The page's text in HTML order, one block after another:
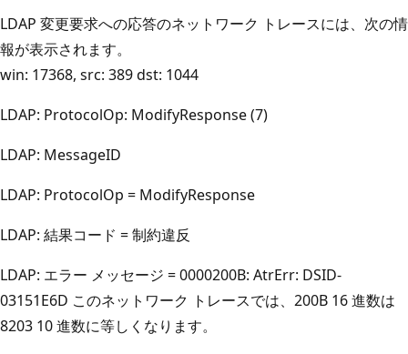
LDAP 変更要求への応答のネットワーク トレースには、次の情
報が表示されます。
win: 17368, src: 389 dst: 1044
LDAP: ProtocolOp: ModifyResponse (7)
LDAP: MessageID
LDAP: ProtocolOp = ModifyResponse
LDAP: 結果コード = 制約違反
LDAP: エラー メッセージ = 0000200B: AtrErr: DSID-
03151E6D このネットワーク トレースでは、200B 16 進数は
8203 10 進数に等しくなります。